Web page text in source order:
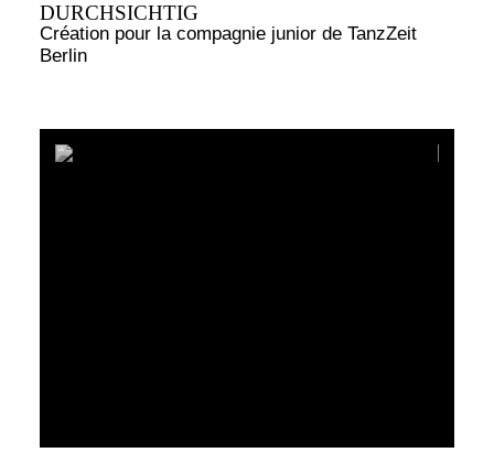
DURCHSICHTIG
Création pour la compagnie junior de TanzZeit
Berlin